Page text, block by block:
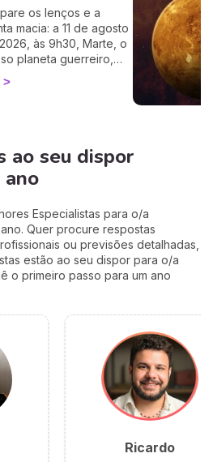
apenas precisa de
hora e o local do seu
os lenços e a
macia: a 11 de agosto
às 9h30, Marte, o
planeta guerreiro,
a espada, deixa a
mental de Gémeos
astrólogos
este trânsito por
«fraco»… mas eu
um dos mais
humanos do
Siga-me: o seu
vai perceber. 💛
ao seu dispor
Especialistas para o/a
Quer procure respostas
ou previsões detalhadas,
estão ao seu dispor para o/a
o primeiro passo para um ano
Ricardo